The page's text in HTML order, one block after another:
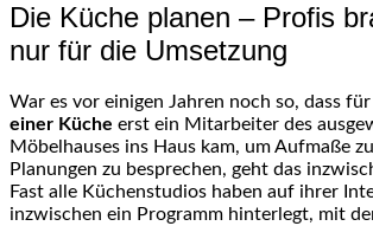
Die Küche planen – Profis
nur für die Umsetzung
War es vor einigen Jahren noch so, dass
einer Küche erst ein Mitarbeiter des
Möbelhauses ins Haus kam, um Aufmaße
Planungen zu besprechen, geht das
Fast alle Küchenstudios haben auf ihrer
inzwischen ein Programm hinterlegt, mit